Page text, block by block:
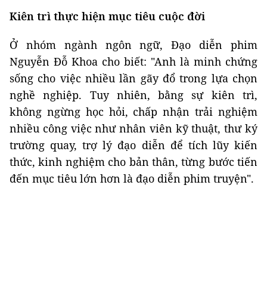
Kiên trì thực hiện mục tiêu cuộc đời
Ở nhóm ngành ngôn ngữ, Đạo diễn phim
Nguyễn Đỗ Khoa cho biết: "Anh là minh chứng
sống cho việc nhiều lần gãy đổ trong lựa chọn
nghề nghiệp. Tuy nhiên, bằng sự kiên trì,
không ngừng học hỏi, chấp nhận trải nghiệm
nhiều công việc như nhân viên kỹ thuật, thư ký
trường quay, trợ lý đạo diễn để tích lũy kiến
thức, kinh nghiệm cho bản thân, từng bước tiến
đến mục tiêu lớn hơn là đạo diễn phim truyện".